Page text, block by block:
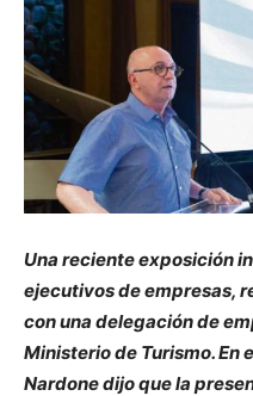
Una reciente exposición
ejecutivos de empresas,
con una delegación de
Ministerio de Turismo. En
Nardone dijo que la